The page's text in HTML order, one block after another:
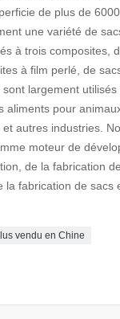
de plus de
une variété de
à trois composites,
à film perlé, de
largement utilisés
aliments pour
autres industries.
moteur de
de la fabrication
la fabrication de sacs
vendu en Chine